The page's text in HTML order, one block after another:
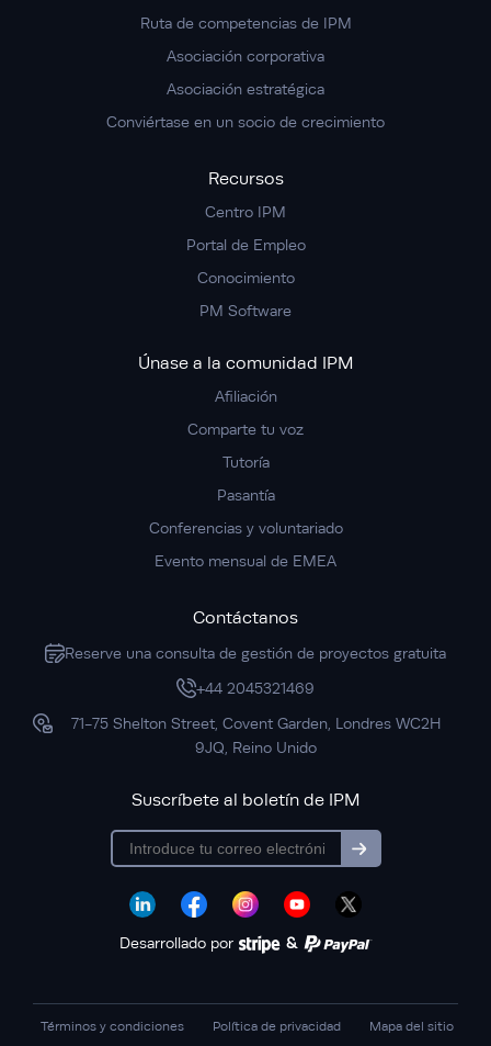
Ruta de competencias de IPM
Asociación corporativa
Asociación estratégica
Conviértase en un socio de crecimiento
Recursos
Centro IPM
Portal de Empleo
Conocimiento
PM Software
Únase a la comunidad IPM
Afiliación
Comparte tu voz
Tutoría
Pasantía
Conferencias y voluntariado
Evento mensual de EMEA
Contáctanos
Reserve una consulta de gestión de proyectos gratuita
+44 2045321469
71-75 Shelton Street, Covent Garden, Londres WC2H
9JQ, Reino Unido
Suscríbete al boletín de IPM
subscription
Desarrollado por &
Términos y condiciones Política de privacidad Mapa del sitio